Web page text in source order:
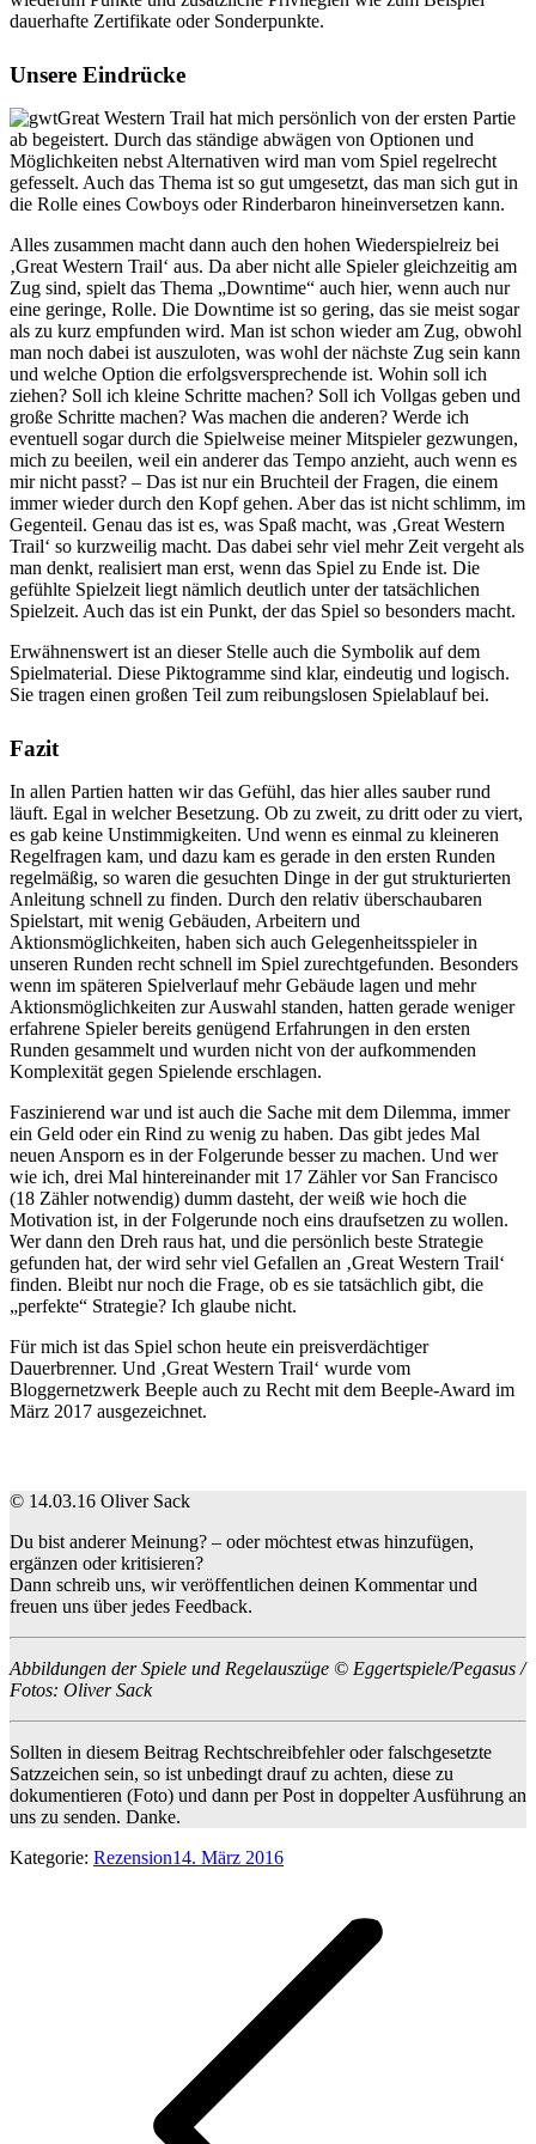
dauerhafte Zertifikate oder Sonderpunkte.
Unsere Eindrücke
Great Western Trail hat mich persönlich von der ersten Partie
ab begeistert. Durch das ständige abwägen von Optionen und
Möglichkeiten nebst Alternativen wird man vom Spiel regelrecht
gefesselt. Auch das Thema ist so gut umgesetzt, das man sich gut in
die Rolle eines Cowboys oder Rinderbaron hineinversetzen kann.
Alles zusammen macht dann auch den hohen Wiederspielreiz bei
‚Great Western Trail‘ aus. Da aber nicht alle Spieler gleichzeitig am
Zug sind, spielt das Thema „Downtime“ auch hier, wenn auch nur
eine geringe, Rolle. Die Downtime ist so gering, das sie meist sogar
als zu kurz empfunden wird. Man ist schon wieder am Zug, obwohl
man noch dabei ist auszuloten, was wohl der nächste Zug sein kann
und welche Option die erfolgsversprechende ist. Wohin soll ich
ziehen? Soll ich kleine Schritte machen? Soll ich Vollgas geben und
große Schritte machen? Was machen die anderen? Werde ich
eventuell sogar durch die Spielweise meiner Mitspieler gezwungen,
mich zu beeilen, weil ein anderer das Tempo anzieht, auch wenn es
mir nicht passt? – Das ist nur ein Bruchteil der Fragen, die einem
immer wieder durch den Kopf gehen. Aber das ist nicht schlimm, im
Gegenteil. Genau das ist es, was Spaß macht, was ‚Great Western
Trail‘ so kurzweilig macht. Das dabei sehr viel mehr Zeit vergeht als
man denkt, realisiert man erst, wenn das Spiel zu Ende ist. Die
gefühlte Spielzeit liegt nämlich deutlich unter der tatsächlichen
Spielzeit. Auch das ist ein Punkt, der das Spiel so besonders macht.
Erwähnenswert ist an dieser Stelle auch die Symbolik auf dem
Spielmaterial. Diese Piktogramme sind klar, eindeutig und logisch.
Sie tragen einen großen Teil zum reibungslosen Spielablauf bei.
Fazit
In allen Partien hatten wir das Gefühl, das hier alles sauber rund
läuft. Egal in welcher Besetzung. Ob zu zweit, zu dritt oder zu viert,
es gab keine Unstimmigkeiten. Und wenn es einmal zu kleineren
Regelfragen kam, und dazu kam es gerade in den ersten Runden
regelmäßig, so waren die gesuchten Dinge in der gut strukturierten
Anleitung schnell zu finden. Durch den relativ überschaubaren
Spielstart, mit wenig Gebäuden, Arbeitern und
Aktionsmöglichkeiten, haben sich auch Gelegenheitsspieler in
unseren Runden recht schnell im Spiel zurechtgefunden. Besonders
wenn im späteren Spielverlauf mehr Gebäude lagen und mehr
Aktionsmöglichkeiten zur Auswahl standen, hatten gerade weniger
erfahrene Spieler bereits genügend Erfahrungen in den ersten
Runden gesammelt und wurden nicht von der aufkommenden
Komplexität gegen Spielende erschlagen.
Faszinierend war und ist auch die Sache mit dem Dilemma, immer
ein Geld oder ein Rind zu wenig zu haben. Das gibt jedes Mal
neuen Ansporn es in der Folgerunde besser zu machen. Und wer
wie ich, drei Mal hintereinander mit 17 Zähler vor San Francisco
(18 Zähler notwendig) dumm dasteht, der weiß wie hoch die
Motivation ist, in der Folgerunde noch eins draufsetzen zu wollen.
Wer dann den Dreh raus hat, und die persönlich beste Strategie
gefunden hat, der wird sehr viel Gefallen an ‚Great Western Trail‘
finden. Bleibt nur noch die Frage, ob es sie tatsächlich gibt, die
„perfekte“ Strategie? Ich glaube nicht.
Für mich ist das Spiel schon heute ein preisverdächtiger
Dauerbrenner. Und ‚Great Western Trail‘ wurde vom
Bloggernetzwerk Beeple auch zu Recht mit dem Beeple-Award im
März 2017 ausgezeichnet.
© 14.03.16 Oliver Sack
Du bist anderer Meinung? – oder möchtest etwas hinzufügen,
ergänzen oder kritisieren?
Dann schreib uns, wir veröffentlichen deinen Kommentar und
freuen uns über jedes Feedback.
Abbildungen der Spiele und Regelauszüge © Eggertspiele/Pegasus /
Fotos: Oliver Sack
Sollten in diesem Beitrag Rechtschreibfehler oder falschgesetzte
Satzzeichen sein, so ist unbedingt drauf zu achten, diese zu
dokumentieren (Foto) und dann per Post in doppelter Ausführung an
uns zu senden. Danke.
Kategorie: Rezension14. März 2016